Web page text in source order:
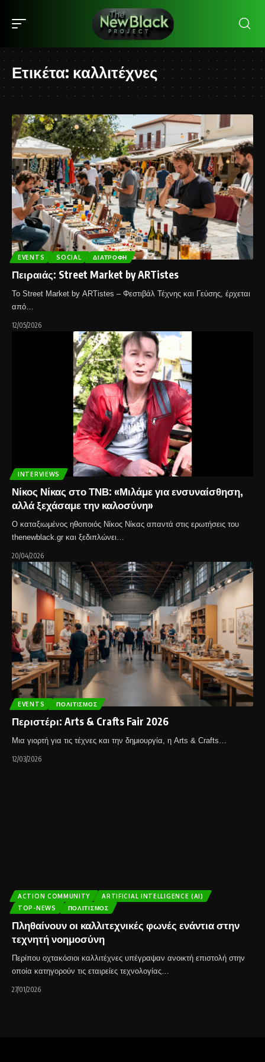
Ετικέτα: καλλιτέχνες
EVENTS SOCIAL ΔΙΑΤΡΟΦΉ
Πειραιάς: Street Market by ARTistes
Το Street Market by ARTistes – Φεστιβάλ Τέχνης και Γεύσης, έρχεται
από…
12/05/2026
INTERVIEWS
Νίκος Νίκας στο ΤΝΒ: «Μιλάμε για ενσυναίσθηση,
αλλά ξεχάσαμε την καλοσύνη»
Ο καταξιωμένος ηθοποιός Νίκος Νίκας απαντά στις ερωτήσεις του
thenewblack.gr και ξεδιπλώνει…
20/04/2026
EVENTS ΠΟΛΙΤΙΣΜΌΣ
Περιστέρι: Arts & Crafts Fair 2026
Μια γιορτή για τις τέχνες και την δημιουργία, η Arts & Crafts…
12/03/2026
ACTION COMMUNITY
ARTIFICIAL INTELLIGENCE (AI)
TOP-NEWS
ΠΟΛΙΤΙΣΜΌΣ
Πληθαίνουν οι καλλιτεχνικές φωνές ενάντια στην
τεχνητή νοημοσύνη
Περίπου οχτακόσιοι καλλιτέχνες υπέγραψαν ανοικτή επιστολή στην
οποία κατηγορούν τις εταιρείες τεχνολογίας…
27/01/2026